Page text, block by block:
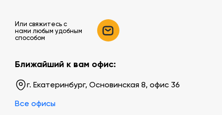
Или свяжитесь c
нами любым удобным
способом
Ближайший к вам офис:
г. Екатеринбург, Основинская 8, офис 36
Все офисы